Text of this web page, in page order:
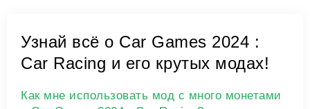
Узнай всё о Car Games 2024 :
Car Racing и его крутых модах!
Как мне использовать мод с много монетами